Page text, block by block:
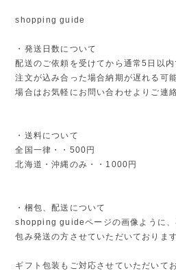
shopping guide
・発送日数について
配送のご依頼を受けてから通常5日以内
注文が込み合った場合納期が遅れる可
場合はお気軽にお問い合わせよりご連
・送料について
全国一律・・500円
北海道・沖縄のみ・・1000円
・梱包、配送について
shopping guideページの画像ように、
包み発送の方させていただいております
ギフト包装もご対応させていただいて